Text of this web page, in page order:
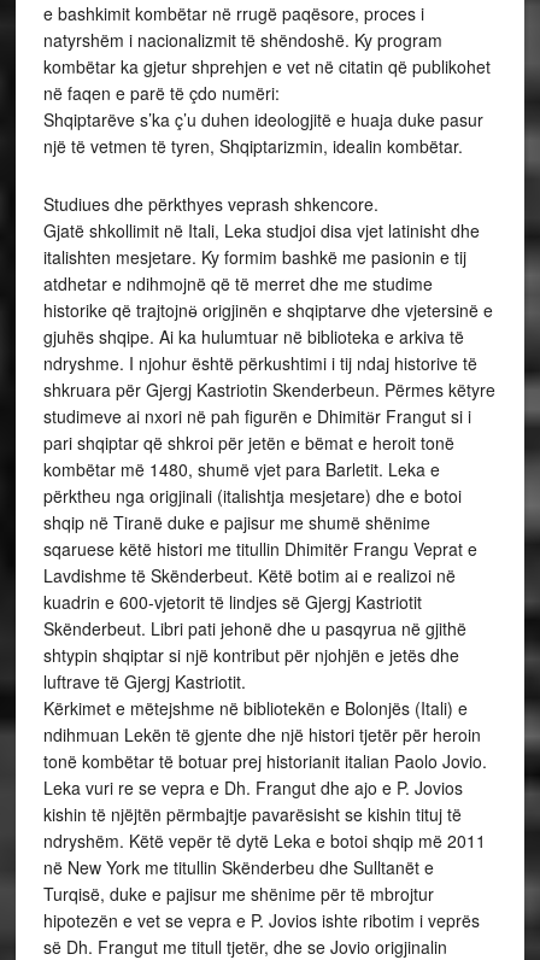
e bashkimit kombëtar në rrugë paqësore, proces i
natyrshëm i nacionalizmit të shëndoshë. Ky program
kombëtar ka gjetur shprehjen e vet në citatin që publikohet
në faqen e parë të çdo numëri:
Shqiptarëve s’ka ç’u duhen ideologjitë e huaja duke pasur
një të vetmen të tyren, Shqiptarizmin, idealin kombëtar.
Studiues dhe përkthyes veprash shkencore.
Gjatë shkollimit në Itali, Leka studjoi disa vjet latinisht dhe
italishten mesjetare. Ky formim bashkë me pasionin e tij
atdhetar e ndihmojnë që të merret dhe me studime
historike që trajtojnӫ origjinën e shqiptarve dhe vjetersinë e
gjuhës shqipe. Ai ka hulumtuar në biblioteka e arkiva të
ndryshme. I njohur është përkushtimi i tij ndaj historive të
shkruara për Gjergj Kastriotin Skenderbeun. Përmes këtyre
studimeve ai nxori në pah figurën e Dhimitӫr Frangut si i
pari shqiptar që shkroi për jetën e bëmat e heroit tonë
kombëtar më 1480, shumë vjet para Barletit. Leka e
përktheu nga origjinali (italishtja mesjetare) dhe e botoi
shqip në Tiranë duke e pajisur me shumë shënime
sqaruese këtë histori me titullin Dhimitër Frangu Veprat e
Lavdishme të Skënderbeut. Këtë botim ai e realizoi në
kuadrin e 600-vjetorit të lindjes së Gjergj Kastriotit
Skënderbeut. Libri pati jehonë dhe u pasqyrua në gjithë
shtypin shqiptar si një kontribut për njohjën e jetës dhe
luftrave të Gjergj Kastriotit.
Kërkimet e mëtejshme në bibliotekën e Bolonjës (Itali) e
ndihmuan Lekën të gjente dhe një histori tjetër për heroin
tonë kombëtar të botuar prej historianit italian Paolo Jovio.
Leka vuri re se vepra e Dh. Frangut dhe ajo e P. Jovios
kishin të njëjtën përmbajtje pavarësisht se kishin tituj të
ndryshëm. Këtë vepër të dytë Leka e botoi shqip më 2011
në New York me titullin Skënderbeu dhe Sulltanët e
Turqisë, duke e pajisur me shënime për të mbrojtur
hipotezën e vet se vepra e P. Jovios ishte ribotim i veprës
së Dh. Frangut me titull tjetër, dhe se Jovio origjinalin